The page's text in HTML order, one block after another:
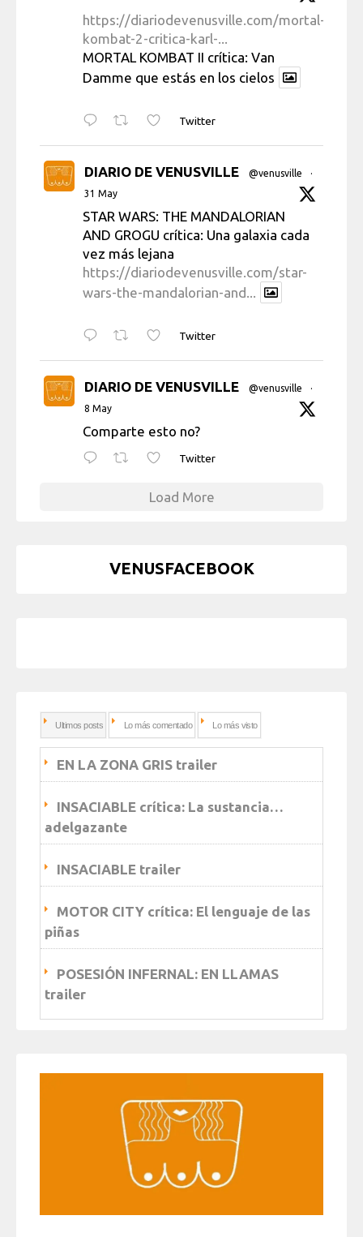
https://diariodevenusville.com/mortal-
kombat-2-critica-karl-...
MORTAL KOMBAT II crítica: Van
Damme que estás en los cielos
Twitter
DIARIO DE VENUSVILLE @venusville
·
31 May
STAR WARS: THE MANDALORIAN
AND GROGU crítica: Una galaxia cada
vez más lejana
https://diariodevenusville.com/star-
wars-the-mandalorian-and...
Twitter
DIARIO DE VENUSVILLE @venusville
·
8 May
Comparte esto no?
Twitter
Load More
VENUSFACEBOOK
Ultimos posts Lo más comentado Lo más visto
EN LA ZONA GRIS trailer
INSACIABLE crítica: La sustancia…
adelgazante
INSACIABLE trailer
MOTOR CITY crítica: El lenguaje de las
piñas
POSESIÓN INFERNAL: EN LLAMAS
trailer